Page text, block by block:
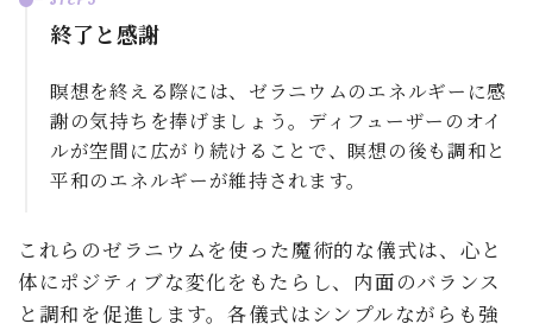
終了と感謝
瞑想を終える際には、ゼラニウムのエネルギーに感
謝の気持ちを捧げましょう。ディフューザーのオイ
ルが空間に広がり続けることで、瞑想の後も調和と
平和のエネルギーが維持されます。
これらのゼラニウムを使った魔術的な儀式は、心と
体にポジティブな変化をもたらし、内面のバランス
と調和を促進します。各儀式はシンプルながらも強